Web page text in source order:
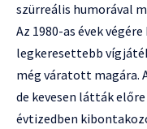
szürreális humorával
Az 1980-as évek
legkeresettebb
még váratott magára.
de kevesen látták
évtizedben